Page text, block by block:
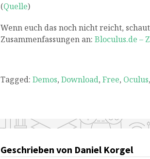
(Quelle)
Wenn euch das noch nicht reicht,
Zusammenfassungen an: Bloculus.de –
Tagged: Demos, Download, Free, Oculus,
Geschrieben von Daniel Korgel